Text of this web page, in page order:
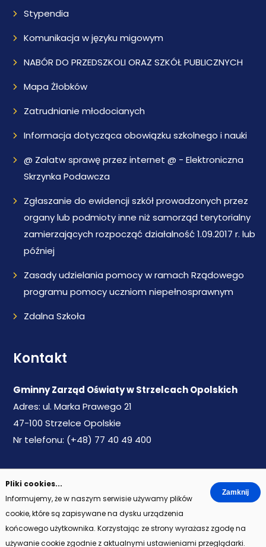
Stypendia
Komunikacja w języku migowym
NABÓR DO PRZEDSZKOLI ORAZ SZKÓŁ PUBLICZNYCH
Mapa Żłobków
Zatrudnianie młodocianych
Informacja dotycząca obowiązku szkolnego i nauki
@ Załatw sprawę przez internet @ - Elektroniczna
Skrzynka Podawcza
Zgłaszanie do ewidencji szkół prowadzonych przez
organy lub podmioty inne niż samorząd terytorialny
zamierzających rozpocząć działalność 1.09.2017 r. lub
później
Zasady udzielania pomocy w ramach Rządowego
programu pomocy uczniom niepełnosprawnym
Zdalna Szkoła
Kontakt
Gminny Zarząd Oświaty w Strzelcach Opolskich
Adres: ul. Marka Prawego 21
47-100 Strzelce Opolskie
Nr telefonu: (+48) 77 40 49 400
WWW:www.gzo-strzelceopolskie.pl
Email:sekretariat@gzo-strzelceopolskie.pl
Pliki cookies...
Informujemy, że w naszym serwisie używamy plików
cookie, które są zapisywane na dysku urządzenia
końcowego użytkownika. Korzystając ze strony wyrażasz zgodę na
używanie cookie zgodnie z aktualnymi ustawieniami przeglądarki.